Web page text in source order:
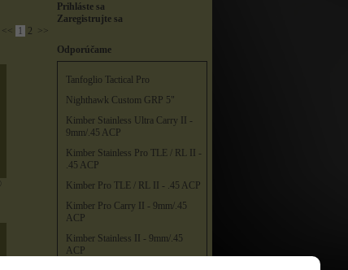
<< 1 2 >>
Prihláste sa
Zaregistrujte sa
Odporúčame
Tanfoglio Tactical Pro
Nighthawk Custom GRP 5"
Kimber Stainless Ultra Carry II -
9mm/.45 ACP
Kimber Stainless Pro TLE / RL II -
.45 ACP
Kimber Pro TLE / RL II - .45 ACP
Kimber Pro Carry II - 9mm/.45
ACP
Kimber Stainless II - 9mm/.45
ACP